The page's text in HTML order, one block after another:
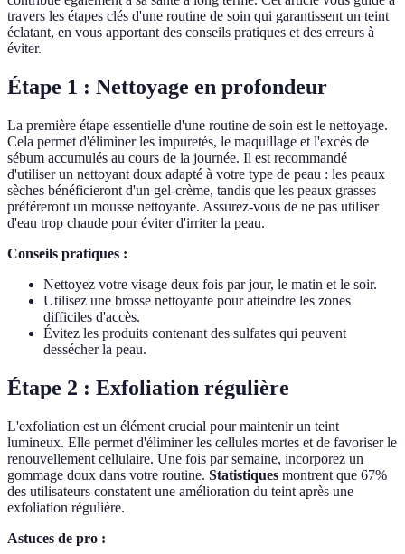
travers les étapes clés d'une routine de soin qui garantissent un teint
éclatant, en vous apportant des conseils pratiques et des erreurs à
éviter.
Étape 1 : Nettoyage en profondeur
La première étape essentielle d'une routine de soin est le nettoyage.
Cela permet d'éliminer les impuretés, le maquillage et l'excès de
sébum accumulés au cours de la journée. Il est recommandé
d'utiliser un nettoyant doux adapté à votre type de peau : les peaux
sèches bénéficieront d'un gel-crème, tandis que les peaux grasses
préféreront un mousse nettoyante. Assurez-vous de ne pas utiliser
d'eau trop chaude pour éviter d'irriter la peau.
Conseils pratiques :
Nettoyez votre visage deux fois par jour, le matin et le soir.
Utilisez une brosse nettoyante pour atteindre les zones
difficiles d'accès.
Évitez les produits contenant des sulfates qui peuvent
dessécher la peau.
Étape 2 : Exfoliation régulière
L'exfoliation est un élément crucial pour maintenir un teint
lumineux. Elle permet d'éliminer les cellules mortes et de favoriser le
renouvellement cellulaire. Une fois par semaine, incorporez un
gommage doux dans votre routine. Statistiques montrent que 67%
des utilisateurs constatent une amélioration du teint après une
exfoliation régulière.
Astuces de pro :